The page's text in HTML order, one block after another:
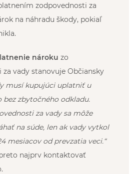
zodpovednosti za
na náhradu škody, pokiaľ
nároku zo
za vady stanovuje Občiansky
musí kupujúci uplatniť u
bez zbytočného odkladu.
za vady sa môže
na súde, len ak vady vytkol
mesiacov od prevzatia veci.“
najprv kontaktovať